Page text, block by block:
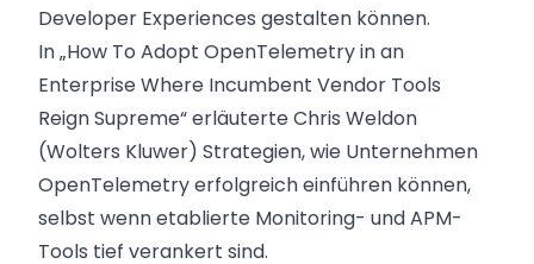
Developer Experiences gestalten können.
In „How To Adopt OpenTelemetry in an
Enterprise Where Incumbent Vendor Tools
Reign Supreme“ erläuterte Chris Weldon
(Wolters Kluwer) Strategien, wie Unternehmen
OpenTelemetry erfolgreich einführen können,
selbst wenn etablierte Monitoring- und APM-
Tools tief verankert sind.